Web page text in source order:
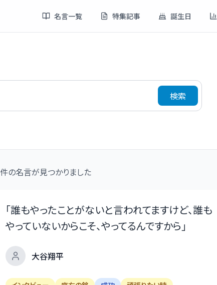
名言一覧 特集記事 誕生日
検索
件の名言が見つかりました
「誰もやったことがないと言われてますけど、誰も
やっていないからこそ、やってるんですから 」
大谷翔平